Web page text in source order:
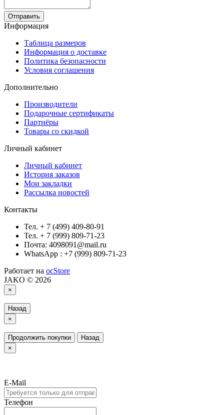
Отправить
Информация
Таблица размеров
Информация о доставке
Политика безопасности
Условия соглашения
Дополнительно
Производители
Подарочные сертификаты
Партнёры
Товары со скидкой
Личный кабинет
Личный кабинет
История заказов
Мои закладки
Рассылка новостей
Контакты
Тел. + 7 (499) 409-80-91
Тел. + 7 (999) 809-71-23
Почта: 4098091@mail.ru
WhatsApp : +7 (999) 809-71-23
Работает на ocStore
JAKO © 2026
×
Назад
×
Продолжить покупки
Назад
×
E-Mail
Телефон